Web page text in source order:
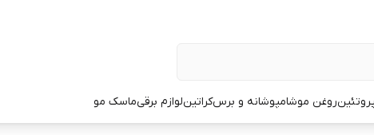
پروتئینروغن موشامپوشانه و برسکراتینلوازم برقیماسک مو